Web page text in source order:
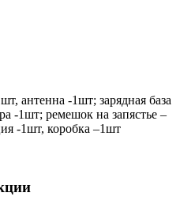
антенна -1шт; зарядная база
-1шт; ремешок на запястье –
-1шт, коробка –1шт